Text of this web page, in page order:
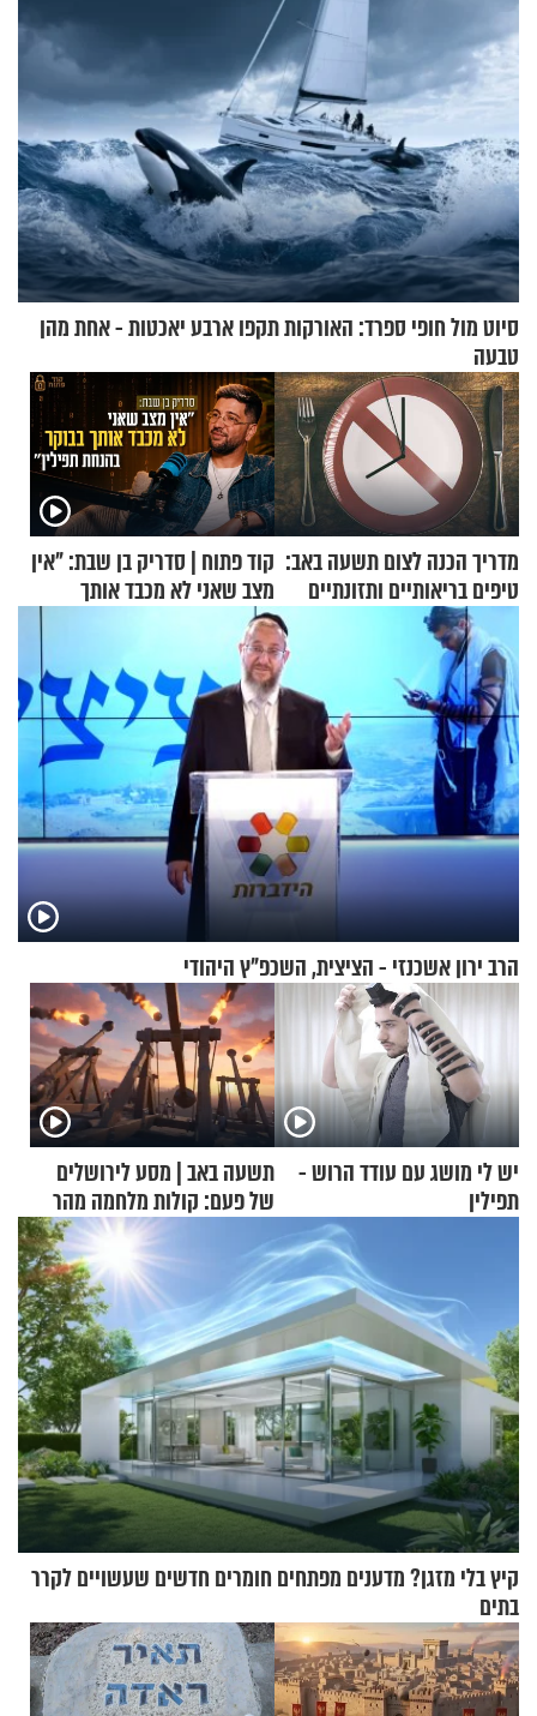
סיוט מול חופי ספרד: האורקות תקפו ארבע יאכטות - אחת מהן
טבעה
מדריך הכנה לצום תשעה באב:
טיפים בריאותיים ותזונתיים
לשמירה על הגוף
קוד פתוח | סדריק בן שבת: "אין
מצב שאני לא מכבד אותך
בבוקר בהנחת תפילין"
הרב ירון אשכנזי - הציצית, השכפ"ץ היהודי
יש לי מושג עם עודד הרוש -
תפילין
תשעה באב | מסע לירושלים
של פעם: קולות מלחמה מהר
קיץ בלי מזגן? מדענים מפתחים חומרים חדשים שעשויים לקרר
בתים